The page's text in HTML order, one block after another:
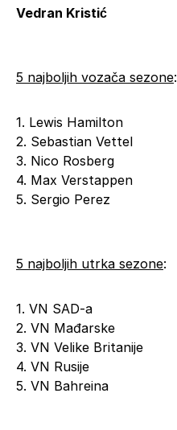
Vedran Kristić
5 najboljih vozača sezone:
1. Lewis Hamilton
2. Sebastian Vettel
3. Nico Rosberg
4. Max Verstappen
5. Sergio Perez
5 najboljih utrka sezone:
1. VN SAD-a
2. VN Mađarske
3. VN Velike Britanije
4. VN Rusije
5. VN Bahreina